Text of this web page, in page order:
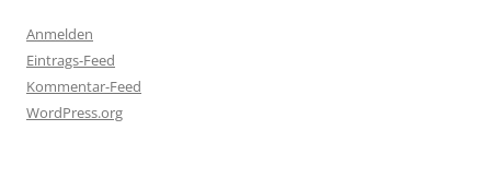
Anmelden
Eintrags-Feed
Kommentar-Feed
WordPress.org